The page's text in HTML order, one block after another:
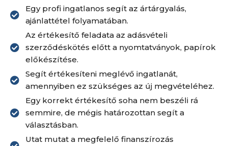
Egy profi ingatlanos segít az ártárgyalás,
ajánlattétel folyamatában.
Az értékesítő feladata az adásvételi
szerződéskötés előtt a nyomtatványok, papírok
előkészítése.
Segít értékesíteni meglévő ingatlanát,
amennyiben ez szükséges az új megvételéhez.
Egy korrekt értékesítő soha nem beszéli rá
semmire, de mégis határozottan segít a
választásban.
Utat mutat a megfelelő finanszírozás